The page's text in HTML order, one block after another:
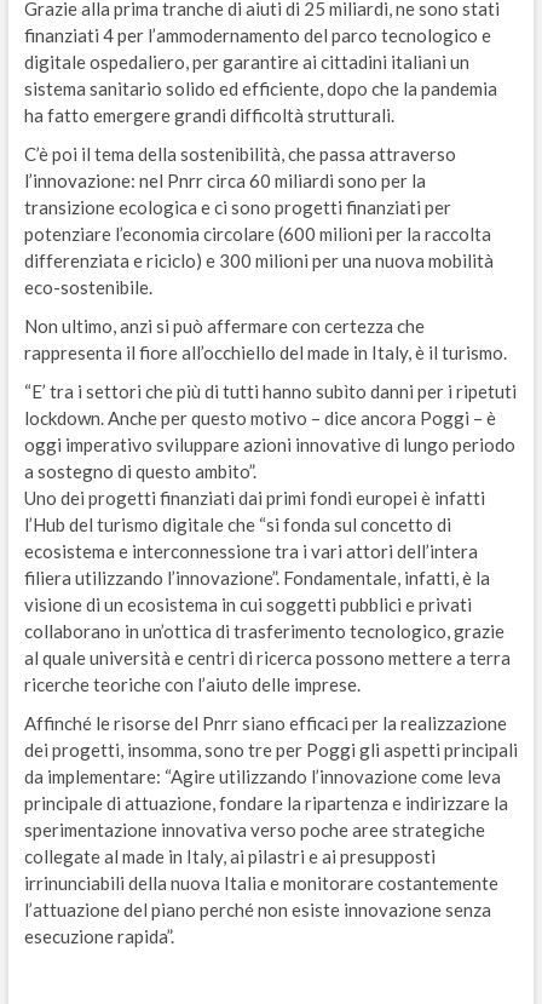
Grazie alla prima tranche di aiuti di 25 miliardi, ne sono stati
finanziati 4 per l’ammodernamento del parco tecnologico e
digitale ospedaliero, per garantire ai cittadini italiani un
sistema sanitario solido ed efficiente, dopo che la pandemia
ha fatto emergere grandi difficoltà strutturali.
C’è poi il tema della sostenibilità, che passa attraverso
l’innovazione: nel Pnrr circa 60 miliardi sono per la
transizione ecologica e ci sono progetti finanziati per
potenziare l’economia circolare (600 milioni per la raccolta
differenziata e riciclo) e 300 milioni per una nuova mobilità
eco-sostenibile.
Non ultimo, anzi si può affermare con certezza che
rappresenta il fiore all’occhiello del made in Italy, è il turismo.
“E’ tra i settori che più di tutti hanno subìto danni per i ripetuti
lockdown. Anche per questo motivo – dice ancora Poggi – è
oggi imperativo sviluppare azioni innovative di lungo periodo
a sostegno di questo ambito”.
Uno dei progetti finanziati dai primi fondi europei è infatti
l’Hub del turismo digitale che “si fonda sul concetto di
ecosistema e interconnessione tra i vari attori dell’intera
filiera utilizzando l’innovazione”. Fondamentale, infatti, è la
visione di un ecosistema in cui soggetti pubblici e privati
collaborano in un’ottica di trasferimento tecnologico, grazie
al quale università e centri di ricerca possono mettere a terra
ricerche teoriche con l’aiuto delle imprese.
Affinché le risorse del Pnrr siano efficaci per la realizzazione
dei progetti, insomma, sono tre per Poggi gli aspetti principali
da implementare: “Agire utilizzando l’innovazione come leva
principale di attuazione, fondare la ripartenza e indirizzare la
sperimentazione innovativa verso poche aree strategiche
collegate al made in Italy, ai pilastri e ai presupposti
irrinunciabili della nuova Italia e monitorare costantemente
l’attuazione del piano perché non esiste innovazione senza
esecuzione rapida”.